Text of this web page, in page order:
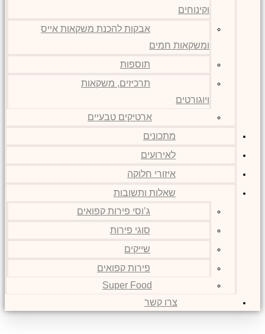
וקינוחים
אבקות להכנת משקאות אייס
ומשקאות חמים
תוספות
תרכיזים, משקאות
ויוגורטים
ארטיקים טבעיים
מתכונים
לאירועים
איזורי חלוקה
שאלות ותשובות
ג’וסי פירות קפואים
סוגי פירות
שייקים
פירות קפואים
Super Food
צרו קשר